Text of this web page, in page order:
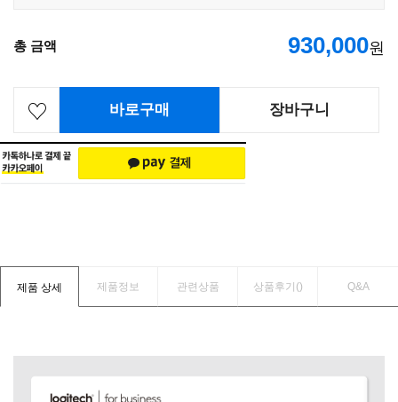
총 금액 930,000원
바로구매 장바구니
제품 상세 제품정보 관련상품 상품후기() Q&A